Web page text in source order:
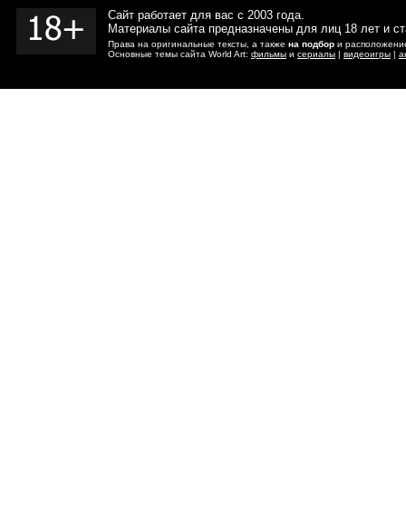
Сайт работает для вас с 2003 года.
Материалы сайта предназначены для лиц 18 лет и
Права на оригинальные тексты, а также на подбор и
Основные темы сайта World Art: фильмы и сериалы | видеоигры |